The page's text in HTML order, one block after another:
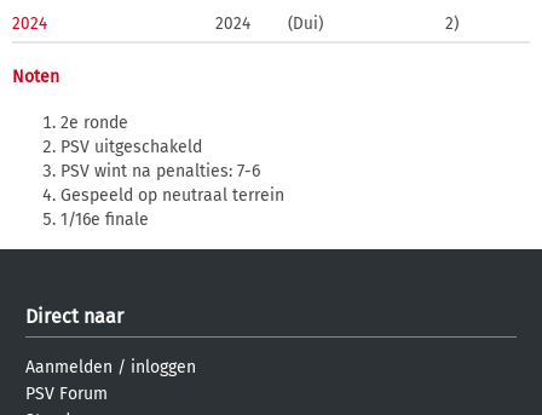
2024
2024
(Dui)
2)
Noten
2e ronde
PSV uitgeschakeld
PSV wint na penalties: 7-6
Gespeeld op neutraal terrein
1/16e finale
Direct naar
Aanmelden / inloggen
PSV Forum